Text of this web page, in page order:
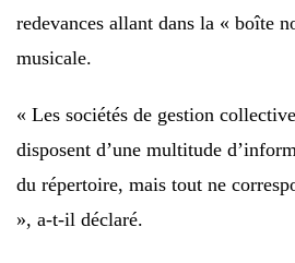
redevances allant dans la « boîte
musicale.
« Les sociétés de gestion
disposent d’une multitude
du répertoire, mais tout ne
», a-t-il déclaré.